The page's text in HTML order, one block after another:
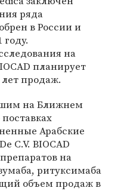
ряда
в России и
году.
на
планирует
лет продаж.
на Ближнем
Арабские
C.V. BIOCAD
на
ритуксимаба
объем продаж в